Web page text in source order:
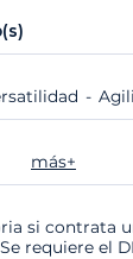
más+
si contrata
Se requiere el